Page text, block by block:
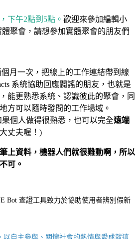
下午2點到5點。 歡迎來參加編輯小
聚會，請想參加實體聚會的朋友們
個月一次，把線上的工作連結帶到線
系統協助回應闢謠的朋友，也就是
能更熟悉系統、認識彼此的聚會，同
方可以隨時發問的工作場域。
個人做得很熟悉，也可以完全遠端
丈夫喔！)
上資料，機器人們就很難動啊，所以
可。
Bot 查證工具致力於協助使用者辨別假新
以自主參與、關懷社會的熱情與愛成就這